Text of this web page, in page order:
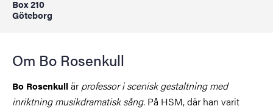
Box 210
Göteborg
Om Bo Rosenkull
Bo Rosenkullär professor i scenisk gestaltning med
inriktning musikdramatisk sång. På HSM, där han varit